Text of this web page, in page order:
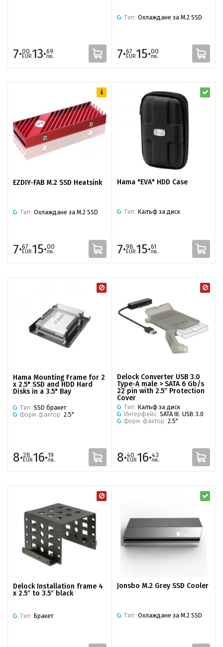
7·00
EUR13·69
лв.
Тип: Охлаждане за M.2 SSD
7·67
EUR15·00
лв.
EZDIY-FAB M.2 SSD Heatsink
Тип: Охлаждане за M.2 SSD
7·67
EUR15·00
лв.
Hama "EVA" HDD Case
Тип: Калъф за диск
7·98
EUR15·61
лв.
Hama Mounting Frame for 2
x 2.5" SSD and HDD Hard
Disks in a 3.5" Bay
Тип: SSD бракет
Форм фактор: 2.5"
8·28
EUR16·19
лв.
Delock Converter USB 3.0
Type-A male > SATA 6 Gb/s
22 pin with 2.5″ Protection
Cover
Тип: Калъф за диск
Интерфейс: SATA III USB 3.0
Форм фактор: 2.5"
8·40
EUR16·43
лв.
Delock Installation frame 4
x 2.5″ to 3.5″ black
Тип: Бракет
Jonsbo M.2 Grey SSD Cooler
Тип: Охлаждане за M.2 SSD